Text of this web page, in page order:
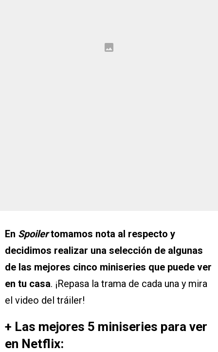
En Spoilertomamos nota al respecto y
decidimos realizar una selección de algunas
de las mejores cinco miniseries que puede ver
en tu casa. ¡Repasa la trama de cada una y mira
el video del tráiler!
+ Las mejores 5 miniseries para ver
en Netflix: